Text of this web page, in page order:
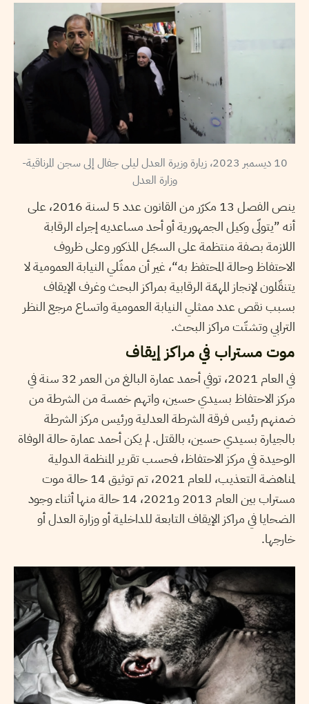
10 ديسمبر 2023، زيارة وزيرة العدل ليلى جفال إلى سجن المرناقية-
وزارة العدل
ينص الفصل 13 مكرّر من القانون عدد 5 لسنة 2016، على
أنه ”يتولّى وكيل الجمهورية أو أحد مساعديه إجراء الرقابة
اللازمة بصفة منتظمة على السجّل المذكور وعلى ظروف
الاحتفاظ وحالة المحتفظ به“، غير أن ممثّلي النيابة العمومية لا
يتنقّلون لإنجاز المهمّة الرقابية بمراكز البحث وغرف الإيقاف
بسبب نقص عدد ممثلي النيابة العمومية واتساع مرجع النظر
الترابي وتشتّت مراكز البحث.
موت مستراب في مراكز إيقاف
في العام 2021، توفي أحمد عمارة البالغ من العمر 32 سنة في
مركز الاحتفاظ بسيدي حسين، واتهم خمسة من الشرطة من
ضمنهم رئيس فرقة الشرطة العدلية ورئيس مركز الشرطة
بالجيارة بسيدي حسين، بالقتل. لم يكن أحمد عمارة حالة الوفاة
الوحيدة في مركز الاحتفاظ، فحسب تقرير المنظمة الدولية
لمناهضة التعذيب، للعام 2021، تم توثيق 14 حالة موت
مستراب بين العام 2013 و2021، 14 حالة منها أثناء وجود
الضحايا في مراكز الإيقاف التابعة للداخلية أو وزارة العدل أو
خارجها.